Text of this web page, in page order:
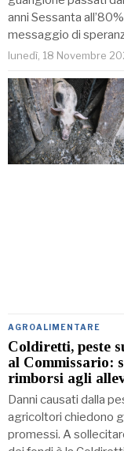
anni Sessanta
messaggio di
lunedì, 18 Novembre
AGROALIMENTARE
Coldiretti, peste
al Commissario:
rimborsi agli
Danni causati dalla
agricoltori chiedono
promessi. A